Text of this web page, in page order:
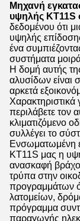
Μηχανή
υψηλής KT11S
δεδομένου ότι
υψηλής
ένα
συστήματα
Η δομή αυτής
αλυσίδων είναι
αρκετά
Χαρακτηριστικά
περιλάβετε τον
κλιματιζόμενο
συλλέγει το
Ενσωματωμένη
KT11S μας η
ανασκαφή
τρύπα στην
προγραμμάτων
λατομείων,
πρόγραμμα
παραγωγής